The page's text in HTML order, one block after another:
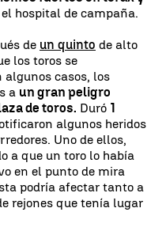
hospital de campaña.
de un quinto de alto
los toros se
casos, los
a un gran peligro
de toros. Duró 1
algunos heridos
Uno de ellos,
a que un toro lo había
en el punto de mira
podría afectar tanto a
rejones que tenía lugar